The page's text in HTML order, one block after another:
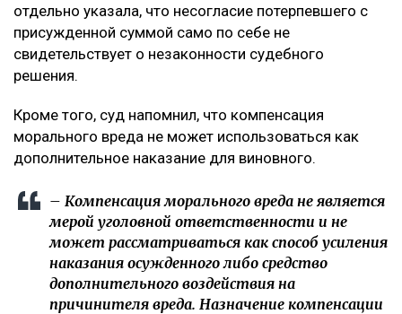
отдельно указала, что несогласие потерпевшего с
присужденной суммой само по себе не
свидетельствует о незаконности судебного
решения.
Кроме того, суд напомнил, что компенсация
морального вреда не может использоваться как
дополнительное наказание для виновного.
– Компенсация морального вреда не является
мерой уголовной ответственности и не
может рассматриваться как способ усиления
наказания осужденного либо средство
дополнительного воздействия на
причинителя вреда. Назначение компенсации